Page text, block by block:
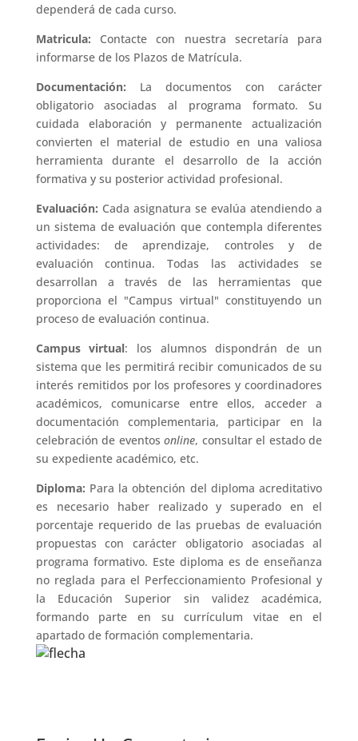
dependerá de cada curso.
Matricula: Contacte con nuestra secretaría para
informarse de los Plazos de Matrícula.
Documentación: La documentos con carácter
obligatorio asociadas al programa formato. Su
cuidada elaboración y permanente actualización
convierten el material de estudio en una valiosa
herramienta durante el desarrollo de la acción
formativa y su posterior actividad profesional.
Evaluación: Cada asignatura se evalúa atendiendo a
un sistema de evaluación que contempla diferentes
actividades: de aprendizaje, controles y de
evaluación continua. Todas las actividades se
desarrollan a través de las herramientas que
proporciona el "Campus virtual" constituyendo un
proceso de evaluación continua.
Campus virtual: los alumnos dispondrán de un
sistema que les permitirá recibir comunicados de su
interés remitidos por los profesores y coordinadores
académicos, comunicarse entre ellos, acceder a
documentación complementaria, participar en la
celebración de eventosonline, consultar el estado de
su expediente académico, etc.
Diploma: Para la obtención del diploma acreditativo
es necesario haber realizado y superado en el
porcentaje requerido de las pruebas de evaluación
propuestas con carácter obligatorio asociadas al
programa formativo. Este diploma es de enseñanza
no reglada para el Perfeccionamiento Profesional y
la Educación Superior sin validez académica,
formando parte en su currículum vitae en el
apartado de formación complementaria.